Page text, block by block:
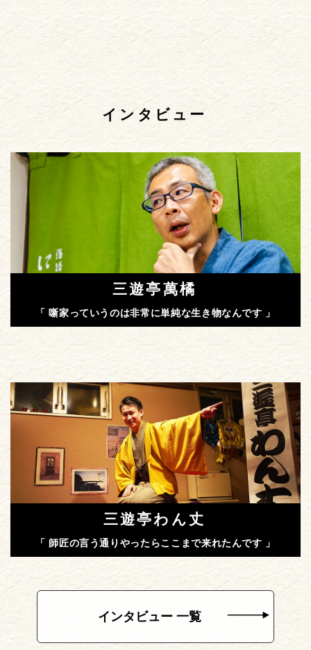
インタビュー
三遊亭萬橘
「 噺家っていうのは非常に単純な生き物なんです 」
三遊亭わん丈
「 師匠の言う通りやったらここまで来れたんです 」
インタビュー 一覧